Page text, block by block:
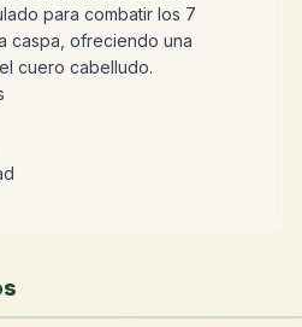
para combatir los 7
caspa, ofreciendo una
cuero cabelludo.